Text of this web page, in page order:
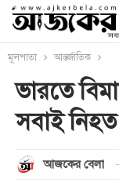
মূলপাতা আন্তর্জাতিক
ভারতে
সবাই নিহত
আজকের বেলা